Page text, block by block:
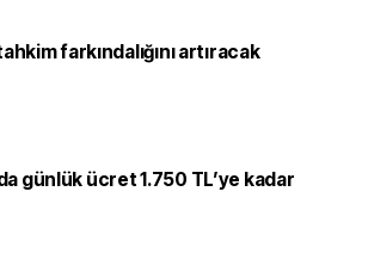
farkındalığını artıracak
günlük ücret 1.750 TL’ye kadar